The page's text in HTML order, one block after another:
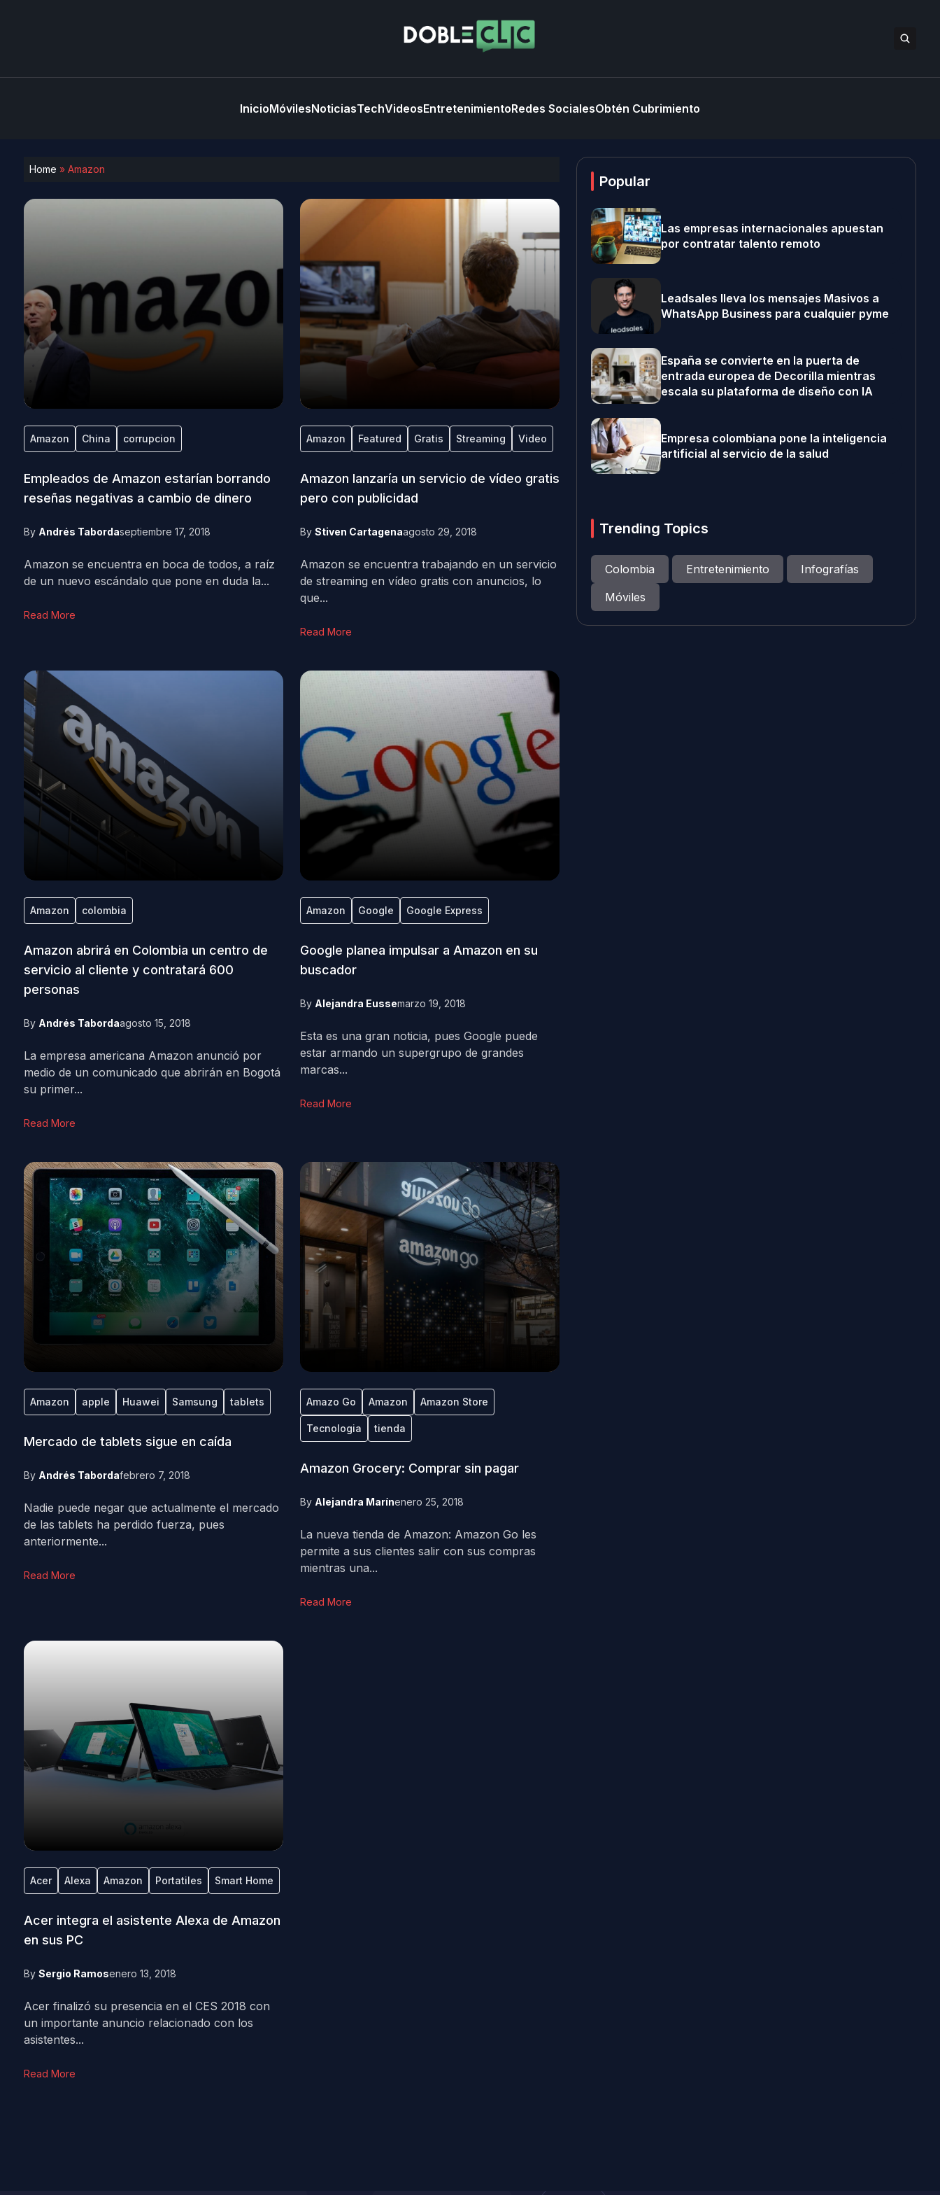
InicioMóvilesNoticiasTechVideosEntretenimientoRedes SocialesObtén Cubrimiento
Home » Amazon
Amazon China corrupcion
Empleados de Amazon estarían borrando
reseñas negativas a cambio de dinero
By Andrés Tabordaseptiembre 17, 2018
Amazon se encuentra en boca de todos, a raíz
de un nuevo escándalo que pone en duda la...
Read More
Amazon Featured Gratis Streaming Video
Amazon lanzaría un servicio de vídeo gratis
pero con publicidad
By Stiven Cartagenaagosto 29, 2018
Amazon se encuentra trabajando en un servicio
de streaming en vídeo gratis con anuncios, lo
que...
Read More
Amazon colombia
Amazon abrirá en Colombia un centro de
servicio al cliente y contratará 600
personas
By Andrés Tabordaagosto 15, 2018
La empresa americana Amazon anunció por
medio de un comunicado que abrirán en Bogotá
su primer...
Read More
Amazon Google Google Express
Google planea impulsar a Amazon en su
buscador
By Alejandra Eussemarzo 19, 2018
Esta es una gran noticia, pues Google puede
estar armando un supergrupo de grandes
marcas...
Read More
Amazon apple Huawei Samsung tablets
Mercado de tablets sigue en caída
By Andrés Tabordafebrero 7, 2018
Nadie puede negar que actualmente el mercado
de las tablets ha perdido fuerza, pues
anteriormente...
Read More
Amazo Go Amazon Amazon Store
Tecnologia tienda
Amazon Grocery: Comprar sin pagar
By Alejandra Marínenero 25, 2018
La nueva tienda de Amazon: Amazon Go les
permite a sus clientes salir con sus compras
mientras una...
Read More
Acer Alexa Amazon Portatiles Smart Home
Acer integra el asistente Alexa de Amazon
en sus PC
By Sergio Ramosenero 13, 2018
Acer finalizó su presencia en el CES 2018 con
un importante anuncio relacionado con los
asistentes...
Read More
Popular
Las empresas internacionales apuestan
por contratar talento remoto
Leadsales lleva los mensajes Masivos a
WhatsApp Business para cualquier pyme
España se convierte en la puerta de
entrada europea de Decorilla mientras
escala su plataforma de diseño con IA
Empresa colombiana pone la inteligencia
artificial al servicio de la salud
Trending Topics
Colombia Entretenimiento
Infografías
Móviles